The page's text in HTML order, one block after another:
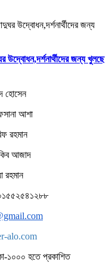
উদ্বোধন,দর্শনার্থীদের জন্য খুলছে
হোসেন
আশা
রহমান
আজাদ
রহমান
alo.com
১০০০ হতে প্রকাশিত